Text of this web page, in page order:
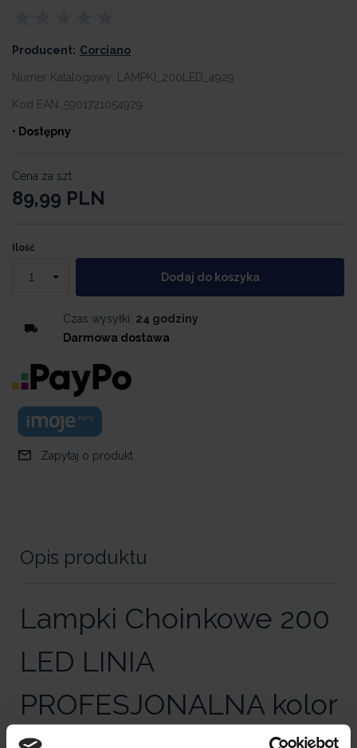
Producent: Corciano
Numer Katalogowy: LAMPKI_200LED_4929
Kod EAN: 5901721054929
• Dostępny
Cena za szt
89,99 PLN
Ilość
Dodaj do koszyka
Czas wysyłki: 24 godziny
Darmowa dostawa
Zapytaj o produkt
Opis produktu
Lampki Choinkowe 200
LED LINIA
PROFESJONALNA kolor